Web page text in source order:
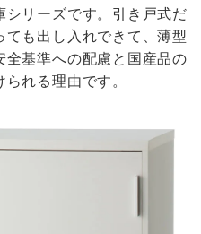
リーズです。引き戸式だ
も出し入れできて、薄型
基準への配慮と国産品の
れる理由です。